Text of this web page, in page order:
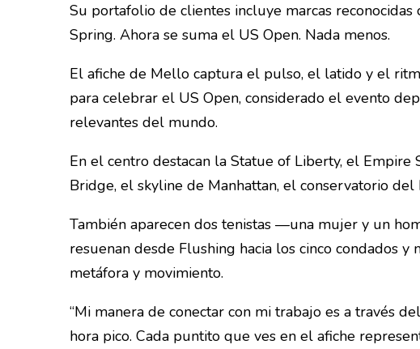
Su portafolio de clientes incluye marcas
Spring. Ahora se suma el US Open. Nada menos.
El afiche de Mello captura el pulso, el latido y el
para celebrar el US Open, considerado el evento
relevantes del mundo.
En el centro destacan la Statue of Liberty, el
Bridge, el skyline de Manhattan, el conservatorio
También aparecen dos tenistas —una mujer y un
resuenan desde Flushing hacia los cinco condados
metáfora y movimiento.
“Mi manera de conectar con mi trabajo es a través
hora pico. Cada puntito que ves en el afiche